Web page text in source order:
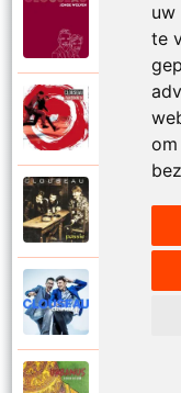
uw
te
Clouseau
Over
Clouseau
Clouseau